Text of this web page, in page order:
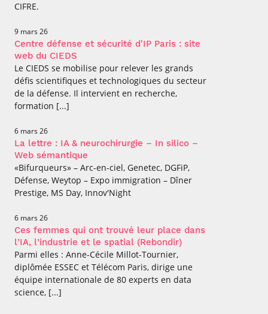
CIFRE.
9 mars 26
Centre défense et sécurité d'IP Paris : site
web du CIEDS
Le CIEDS se mobilise pour relever les grands
défis scientifiques et technologiques du secteur
de la défense. Il intervient en recherche,
formation [...]
6 mars 26
La lettre : IA & neurochirurgie – In silico –
Web sémantique
«Bifurqueurs» – Arc-en-ciel, Genetec, DGFiP,
Défense, Weytop – Expo immigration – Dîner
Prestige, MS Day, Innov'Night
6 mars 26
Ces femmes qui ont trouvé leur place dans
l’IA, l’industrie et le spatial (Rebondir)
Parmi elles : Anne-Cécile Millot-Tournier,
diplômée ESSEC et Télécom Paris, dirige une
équipe internationale de 80 experts en data
science, [...]